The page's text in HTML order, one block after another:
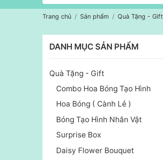
Trang chủ Sản phẩm Quà Tặng - Gift
DANH MỤC SẢN PHẨM
Quà Tặng - Gift
Combo Hoa Bóng Tạo Hình
Hoa Bóng ( Cành Lẻ )
Bóng Tạo Hình Nhân Vật
Surprise Box
Daisy Flower Bouquet